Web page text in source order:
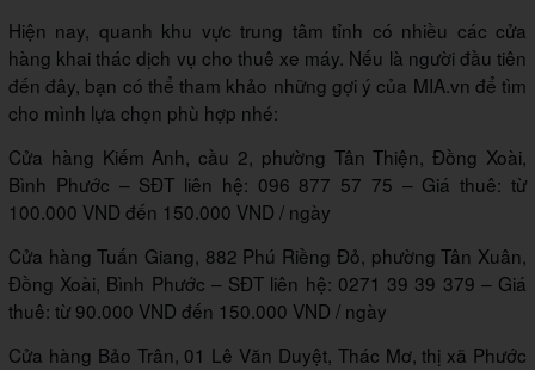
Hiện nay, quanh khu vực trung tâm tỉnh có nhiều các cửa
hàng khai thác dịch vụ cho thuê xe máy. Nếu là người đầu tiên
đến đây, bạn có thể tham khảo những gợi ý của MIA.vn để tìm
cho mình lựa chọn phù hợp nhé:
Cửa hàng Kiếm Anh, cầu 2, phường Tân Thiện, Đồng Xoài,
Bình Phước – SĐT liên hệ: 096 877 57 75 – Giá thuê: từ
100.000 VND đến 150.000 VND / ngày
Cửa hàng Tuấn Giang, 882 Phú Riềng Đỏ, phường Tân Xuân,
Đồng Xoài, Bình Phước – SĐT liên hệ: 0271 39 39 379 – Giá
thuê: từ 90.000 VND đến 150.000 VND / ngày
Cửa hàng Bảo Trân, 01 Lê Văn Duyệt, Thác Mơ, thị xã Phước